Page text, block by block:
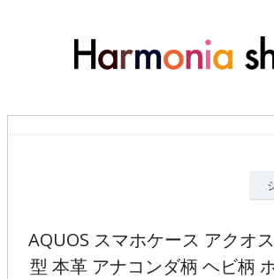
AQUOS スマホケース アクオ
型 本革 アナコンダ柄 ヘビ柄